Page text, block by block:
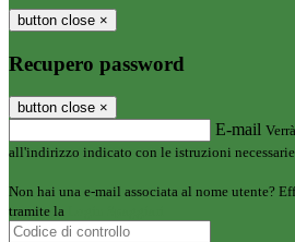
button close ×
Recupero password
button close ×
E-mail
all'indirizzo indicato con le istruzioni
Non hai una e-mail associata al nome utente?
tramite la